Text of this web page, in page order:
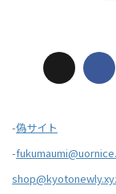
-偽サイト
-